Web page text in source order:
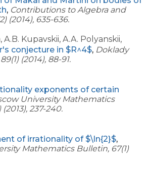
, Contributions to Algebra and
(2014), 635-636.
A.B. Kupavskii, A.A. Polyanskii,
conjecture in $R^4$, Doklady
(2014), 88-91.
exponents of certain
University Mathematics
237-240.
of irrationality of $\ln{2}$,
Mathematics Bulletin, 67(1)